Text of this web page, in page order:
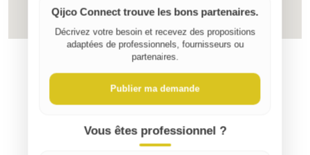
Qijco Connect trouve les bons partenaires.
Décrivez votre besoin et recevez des propositions
adaptées de professionnels, fournisseurs ou
partenaires.
Publier ma demande
Vous êtes professionnel ?